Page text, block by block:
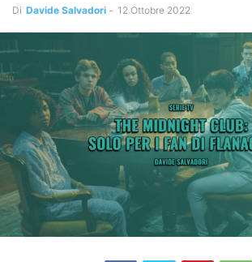
Di Davide Salvadori - 12 Ottobre 2022